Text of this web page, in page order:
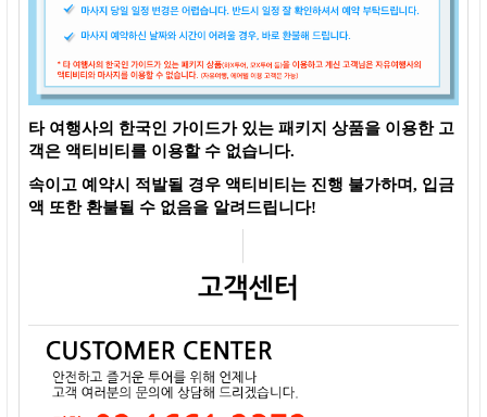
타 여행사의 한국인 가이드가 있는 패키지 상품을 이용한 고
객은 액티비티를 이용할 수 없습니다.
속이고 예약시 적발될 경우 액티비티는 진행 불가하며, 입금
액 또한 환불될 수 없음을 알려드립니다!